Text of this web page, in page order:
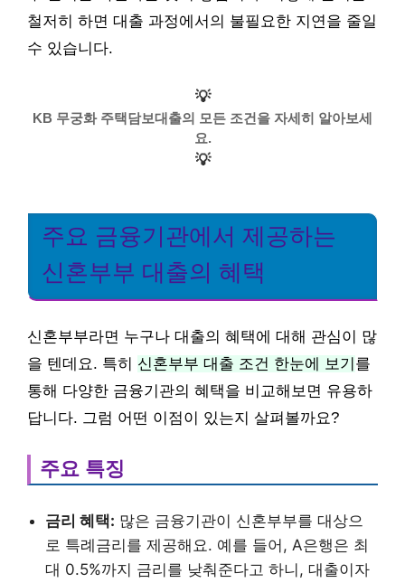
철저히 하면 대출 과정에서의 불필요한 지연을 줄일
수 있습니다.
💡
KB 무궁화 주택담보대출의 모든 조건을 자세히 알아보세
요.
💡
주요 금융기관에서 제공하는
신혼부부 대출의 혜택
신혼부부라면 누구나 대출의 혜택에 대해 관심이 많
을 텐데요. 특히 신혼부부 대출 조건 한눈에 보기 를
통해 다양한 금융기관의 혜택을 비교해보면 유용하
답니다. 그럼 어떤 이점이 있는지 살펴볼까요?
주요 특징
금리 혜택: 많은 금융기관이 신혼부부를 대상으
로 특례금리를 제공해요. 예를 들어, A은행은 최
대 0.5%까지 금리를 낮춰준다고 하니, 대출이자